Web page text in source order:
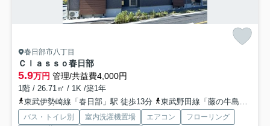
春日部市八丁目
Ｃｌａｓｓｏ春日部
5.9万円 管理/共益費4,000円
1階 / 26.71㎡ / 1K /築1年
東武伊勢崎線「春日部」駅 徒歩13分
東武野田線「藤の牛島」駅 徒歩25分
バス・トイレ別 室内洗濯機置場 エアコン
フローリング